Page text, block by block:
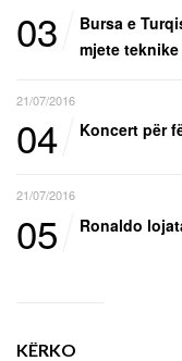
03
Bursa e
mjete teknike
21/07/2016
04 Koncert për
21/07/2016
05 Ronaldo
KËRKO